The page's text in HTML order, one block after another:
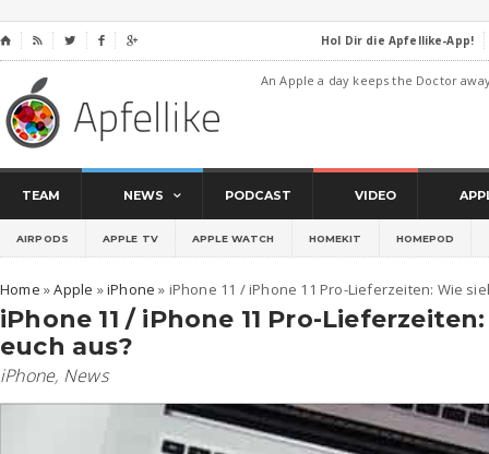
⌂     Hol Dir die Apfellike-App!
An Apple a day keeps the Doctor
TEAM NEWS PODCAST VIDEO
AIRPODS APPLE TV APPLE WATCH HOMEKIT HOMEPOD
Home »Apple »iPhone » iPhone 11 / iPhone 11 Pro-Lieferzeiten: Wie
iPhone 11 / iPhone 11 Pro-
euch aus?
iPhone, News